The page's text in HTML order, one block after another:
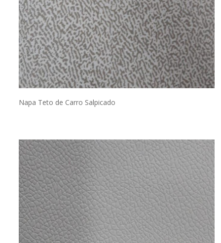
Napa Teto de Carro Salpicado